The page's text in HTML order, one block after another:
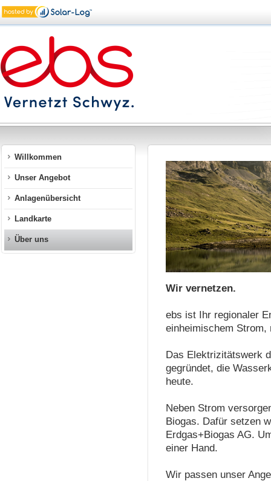
Willkommen
Unser Angebot
Anlagenübersicht
Landkarte
Über uns
Wir vernetzen.
ebs ist Ihr regionaler
einheimischem Strom,
Das Elektrizitätswerk
gegründet, die
heute.
Neben Strom
Biogas. Dafür setzen
Erdgas+Biogas AG.
einer Hand.
Wir passen unser